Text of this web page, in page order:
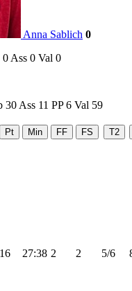
Anna Sablich 0
0 Ass 0 Val 0
30 Ass 11 PP 6 Val 59
Pt Min FF FS T2
16 27:38 2 2 5/6